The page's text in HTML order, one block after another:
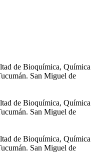
de Bioquímica, Química
San Miguel de
de Bioquímica, Química
San Miguel de
de Bioquímica, Química
San Miguel de